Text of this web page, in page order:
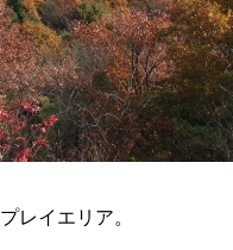
レイエリア。